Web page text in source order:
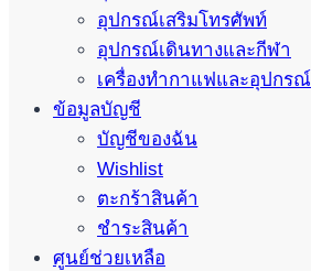
อุปกรณ์เสริมโทรศัพท์
อุปกรณ์เดินทางและกีฬา
เครื่องทำกาแฟและอุปกรณ์
ข้อมูลบัญชี
บัญชีของฉัน
Wishlist
ตะกร้าสินค้า
ชำระสินค้า
ศูนย์ช่วยเหลือ